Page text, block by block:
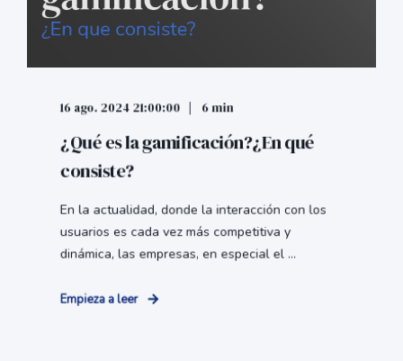
16 ago. 2024 21:00:00 6 min
¿Qué es la gamificación?¿En qué
consiste?
En la actualidad, donde la interacción con los
usuarios es cada vez más competitiva y
dinámica, las empresas, en especial el ...
Empieza a leer